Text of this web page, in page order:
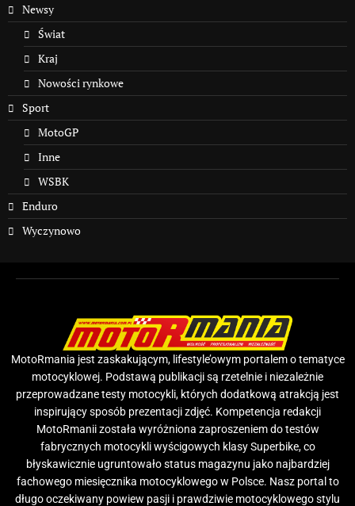
Newsy
Świat
Kraj
Nowości rynkowe
Sport
MotoGP
Inne
WSBK
Enduro
Wyczynowo
MotoRmania jest zaskakującym, lifestyle’owym portalem o tematyce
motocyklowej. Podstawą publikacji są rzetelnie i niezależnie
przeprowadzane testy motocykli, których dodatkową atrakcją jest
inspirujący sposób prezentacji zdjęć. Kompetencja redakcji
MotoRmanii została wyróżniona zaproszeniem do testów
fabrycznych motocykli wyścigowych klasy Superbike, co
błyskawicznie ugruntowało status magazynu jako najbardziej
fachowego miesięcznika motocyklowego w Polsce. Nasz portal to
długo oczekiwany powiew pasji i prawdziwie motocyklowego stylu